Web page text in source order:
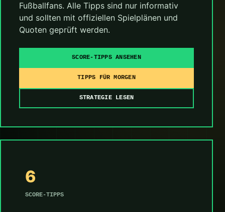
Fußballfans. Alle Tipps sind nur informativ
und sollten mit offiziellen Spielplänen und
Quoten geprüft werden.
SCORE-TIPPS ANSEHEN
TIPPS FÜR MORGEN
STRATEGIE LESEN
6
SCORE-TIPPS